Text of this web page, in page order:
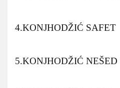
4.KONJHODŽIĆ SAFET
5.KONJHODŽIĆ NEŠED